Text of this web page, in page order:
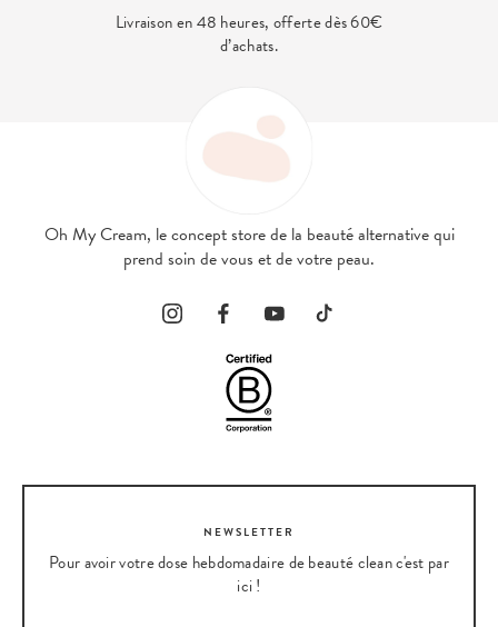
Livraison en 48 heures, offerte dès 60€
d’achats.
Oh My Cream, le concept store de la beauté alternative qui
prend soin de vous et de votre peau.
NEWSLETTER
Pour avoir votre dose hebdomadaire de beauté clean c'est par
ici !